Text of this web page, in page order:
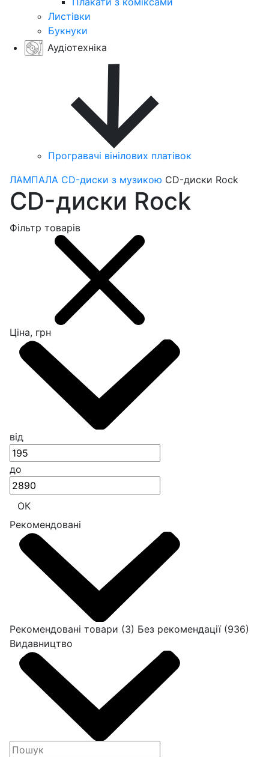
Листівки
Букнуки
Аудіотехніка
Програвачі вінілових платівок
ЛАМПАЛА CD-диски з музикою CD-диски Rock
CD-диски Rock
Фільтр товарів
Ціна, грн
від
до
ОК
Рекомендовані
Рекомендовані товари (3) Без рекомендації (936)
Видавництво